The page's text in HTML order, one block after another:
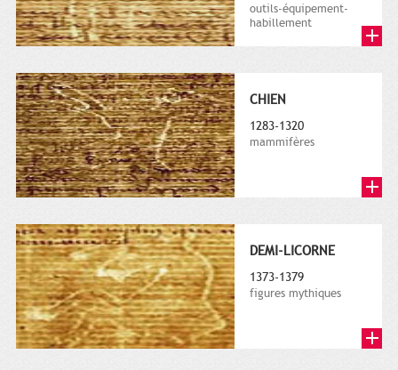
outils-équipement-
habillement
CHIEN
1283-1320
mammifères
DEMI-LICORNE
1373-1379
figures mythiques